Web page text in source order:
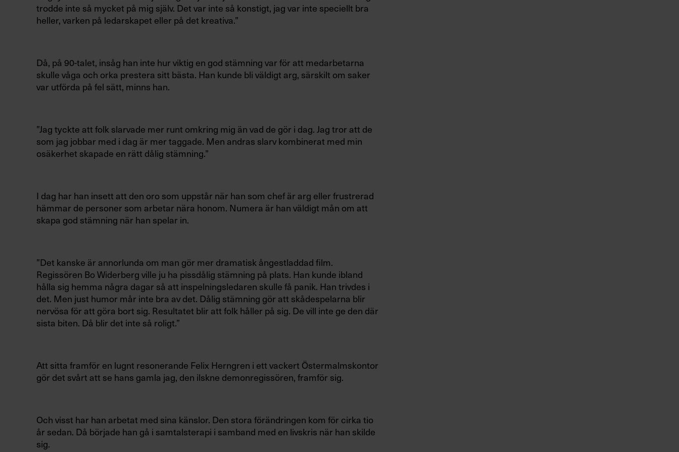
trodde inte så mycket på mig själv. Det var inte så konstigt, jag var inte speciellt bra
heller, varken på ledarskapet eller på det kreativa.”
Då, på 90-talet, insåg han inte hur viktig en god stämning var för att medarbetarna
skulle våga och orka prestera sitt bästa. Han kunde bli väldigt arg, särskilt om saker
var utförda på fel sätt, minns han.
”Jag tyckte att folk slarvade mer runt omkring mig än vad de gör i dag. Jag tror att de
som jag jobbar med i dag är mer taggade. Men andras slarv kombinerat med min
osäkerhet skapade en rätt dålig stämning.”
I dag har han insett att den oro som uppstår när han som chef är arg eller frustrerad
hämmar de personer som arbetar nära honom. Numera är han väldigt mån om att
skapa god stämning när han spelar in.
”Det kanske är annorlunda om man gör mer dramatisk ångestladdad film.
Regissören Bo Widerberg ville ju ha pissdålig stämning på plats. Han kunde ibland
hålla sig hemma några dagar så att inspelningsledaren skulle få panik. Han trivdes i
det. Men just humor mår inte bra av det. Dålig stämning gör att skådespelarna blir
nervösa för att göra bort sig. Resultatet blir att folk håller på sig. De vill inte ge den där
sista biten. Då blir det inte så roligt.”
Att sitta framför en lugnt resonerande Felix Herngren i ett vackert Östermalmskontor
gör det svårt att se hans gamla jag, den ilskne demonregissören, framför sig.
Och visst har han arbetat med sina känslor. Den stora förändringen kom för cirka tio
år sedan. Då började han gå i samtalsterapi i samband med en livskris när han skilde
sig.